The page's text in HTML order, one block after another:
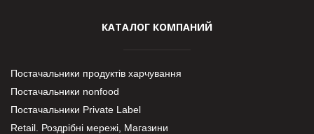
КАТАЛОГ КОМПАНИЙ
Постачальники продуктів харчування
Постачальники nonfood
Постачальники Private Label
Retail. Роздрібні мережі, Магазини